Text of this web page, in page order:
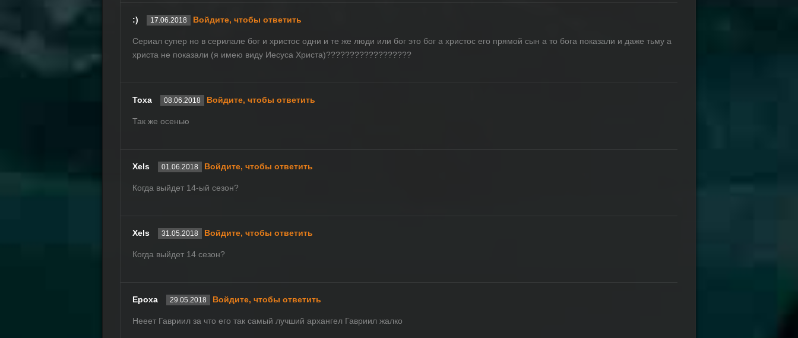
:) 17.06.2018 Войдите, чтобы ответить
Сериал супер но в серилале бог и христос одни и те же люди или бог это бог а христос его прямой сын а то бога показали и даже тьму а
христа не показали (я имею виду Иесуса Христа)??????????????????
Тоха 08.06.2018 Войдите, чтобы ответить
Так же осенью
Xels 01.06.2018 Войдите, чтобы ответить
Когда выйдет 14-ый сезон?
Xels 31.05.2018 Войдите, чтобы ответить
Когда выйдет 14 сезон?
Ероха 29.05.2018 Войдите, чтобы ответить
Нееет Гавриил за что его так самый лучший архангел Гавриил жалко